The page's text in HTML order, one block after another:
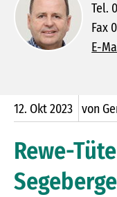
Tel.
Fax
E-
12. Okt2023 von
Rewe-